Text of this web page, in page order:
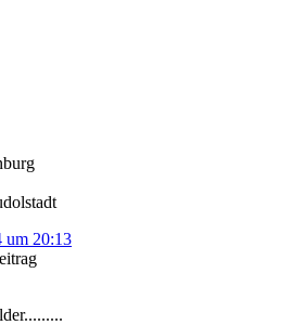
um 20:13